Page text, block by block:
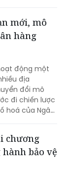
mới, mô
hàng
động một
địa
đổi mô
đi chiến lược
hoá của Ngân
được triển
chương
bảo vệ